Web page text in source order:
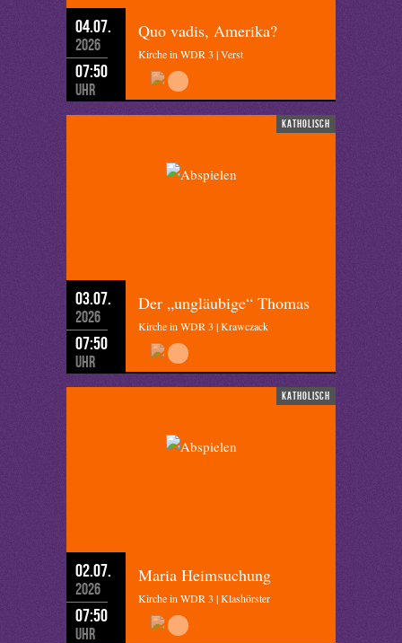
04.07.
2026
07:50
Uhr
Quo vadis, Amerika?
Kirche in WDR 3 | Verst
katholisch
03.07.
2026
07:50
Uhr
Der „ungläubige“ Thomas
Kirche in WDR 3 | Krawczack
katholisch
02.07.
2026
07:50
Uhr
Maria Heimsuchung
Kirche in WDR 3 | Klashörster